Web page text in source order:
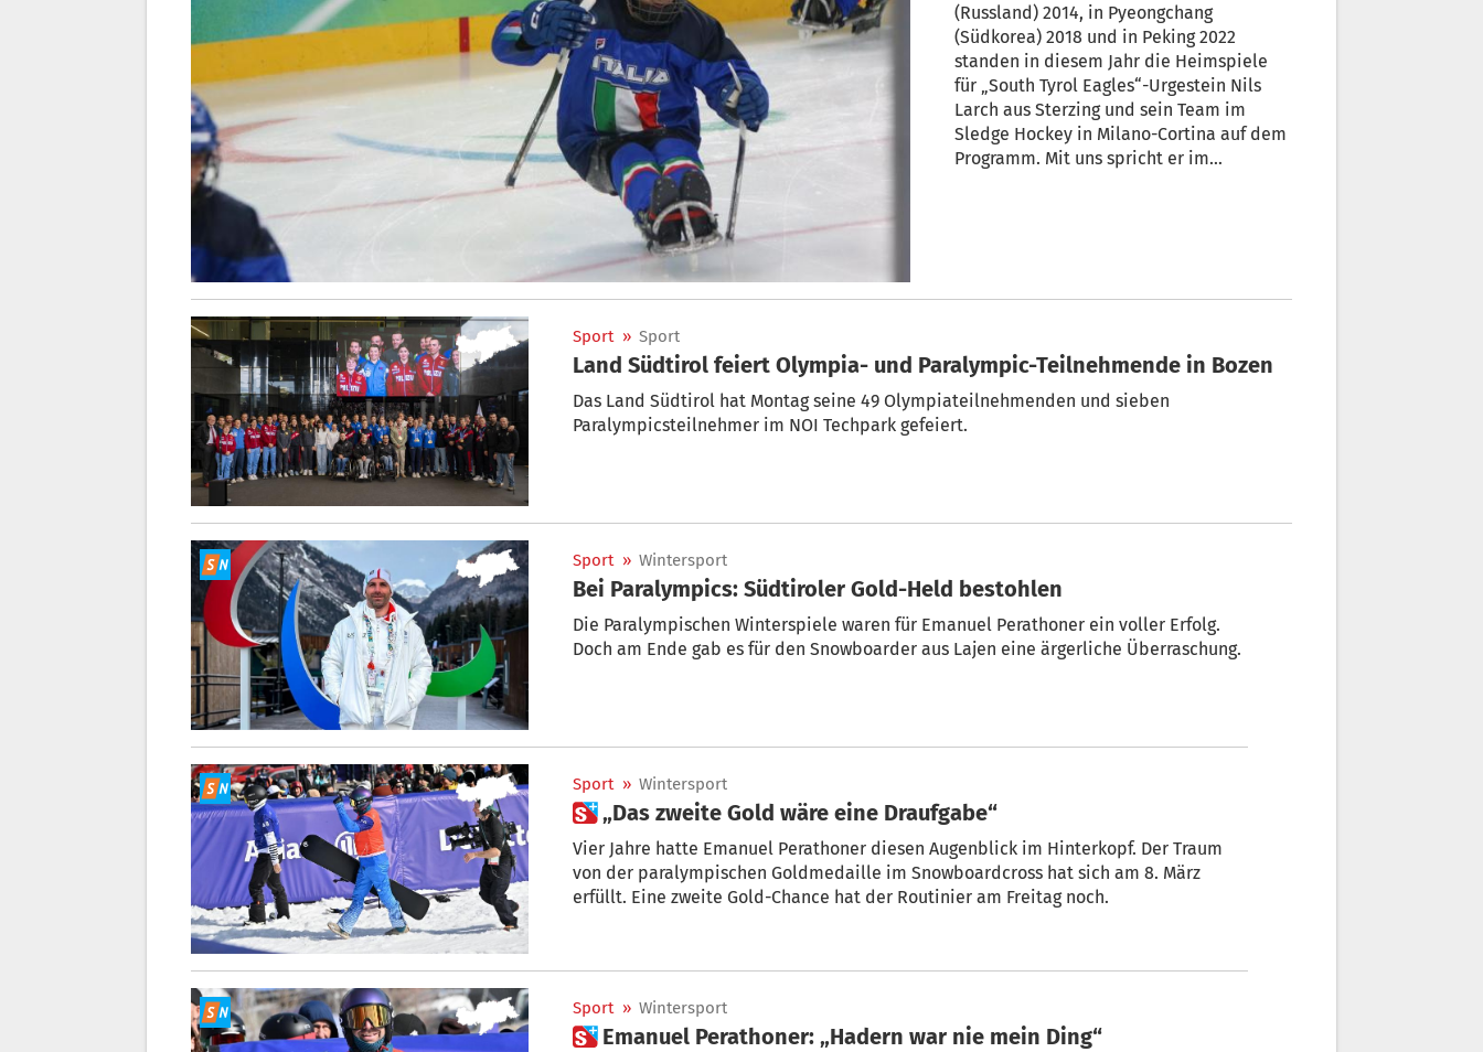
(Russland) 2014, in Pyeongchang
(Südkorea) 2018 und in Peking 2022
standen in diesem Jahr die Heimspiele
für „South Tyrol Eagles“-Urgestein Nils
Larch aus Sterzing und sein Team im
Sledge Hockey in Milano-Cortina auf dem
Programm. Mit uns spricht er im
war.
Sport » Sport
Land Südtirol feiert Olympia- und Paralympic-Teilnehmende in Bozen
Das Land Südtirol hat Montag seine 49 Olympiateilnehmenden und sieben
Paralympicsteilnehmer im NOI Techpark gefeiert.
Sport » Wintersport
Bei Paralympics: Südtiroler Gold-Held bestohlen
Die Paralympischen Winterspiele waren für Emanuel Perathoner ein voller Erfolg.
Doch am Ende gab es für den Snowboarder aus Lajen eine ärgerliche Überraschung.
Sport » Wintersport
 „Das zweite Gold wäre eine Draufgabe“
Vier Jahre hatte Emanuel Perathoner diesen Augenblick im Hinterkopf. Der Traum
von der paralympischen Goldmedaille im Snowboardcross hat sich am 8. März
erfüllt. Eine zweite Gold-Chance hat der Routinier am Freitag noch.
Sport » Wintersport
 Emanuel Perathoner: „Hadern war nie mein Ding“